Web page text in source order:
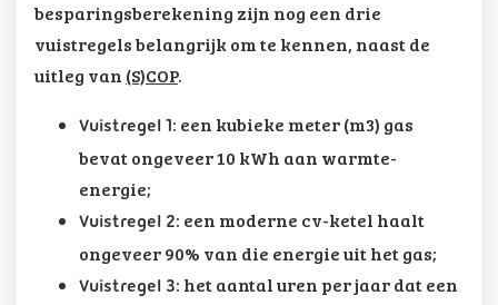
besparingsberekening zijn nog een drie
vuistregels belangrijk om te kennen, naast de
uitleg van (S)COP.
Vuistregel 1: een kubieke meter (m3) gas
bevat ongeveer 10 kWh aan warmte-
energie;
Vuistregel 2: een moderne cv-ketel haalt
ongeveer 90% van die energie uit het gas;
Vuistregel 3: het aantal uren per jaar dat een